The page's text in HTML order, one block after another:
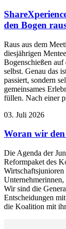
den Bogen
Raus aus dem
diesjährigen
Bogenschießen
selbst. Genau das
passiert, sondern
gemeinsames
füllen. Nach einer
03. Juli 2026
Woran wir den
Die Agenda der
Reformpaket des
Wir sind die
Entscheidungen
die Koalition mit